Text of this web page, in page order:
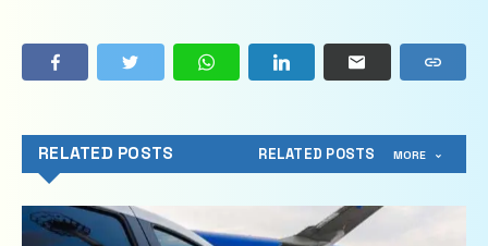
RELATED POSTS RELATED POSTS MORE